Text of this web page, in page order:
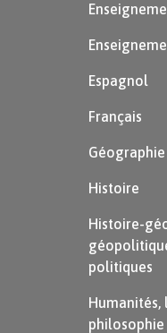
Espagnol
Français
Géographie
Histoire
Histoire-
politiques
philosophie